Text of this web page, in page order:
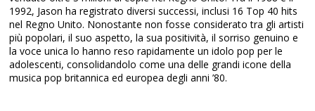
1992, Jason ha registrato diversi successi, inclusi 16 Top 40 hits
nel Regno Unito. Nonostante non fosse considerato tra gli artisti
più popolari, il suo aspetto, la sua positività, il sorriso genuino e
la voce unica lo hanno reso rapidamente un idolo pop per le
adolescenti, consolidandolo come una delle grandi icone della
musica pop britannica ed europea degli anni ’80.